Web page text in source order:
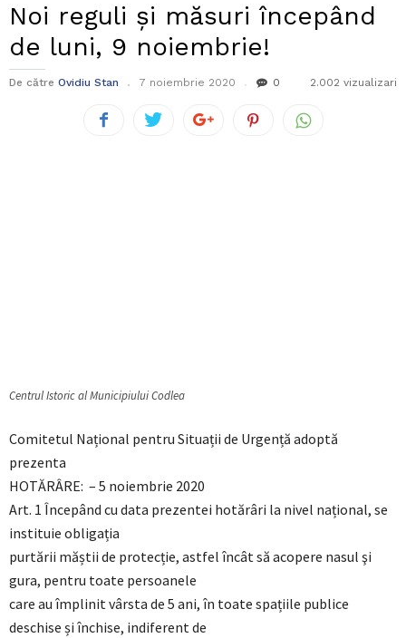
Noi reguli și măsuri începând
de luni, 9 noiembrie!
De către Ovidiu Stan 7 noiembrie 2020 0 2.002 vizualizari
Centrul Istoric al Municipiului Codlea
Comitetul Național pentru Situații de Urgență adoptă
prezenta
HOTĂRÂRE: – 5 noiembrie 2020
Art. 1 Începând cu data prezentei hotărâri la nivel național, se
instituie obligația
purtării măștii de protecție, astfel încât să acopere nasul şi
gura, pentru toate persoanele
care au împlinit vârsta de 5 ani, în toate spațiile publice
deschise și închise, indiferent de